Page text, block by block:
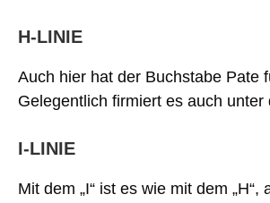
H-LINIE
Auch hier hat der Buchstabe Pate
Gelegentlich firmiert es auch
I-LINIE
Mit dem „I“ ist es wie mit dem